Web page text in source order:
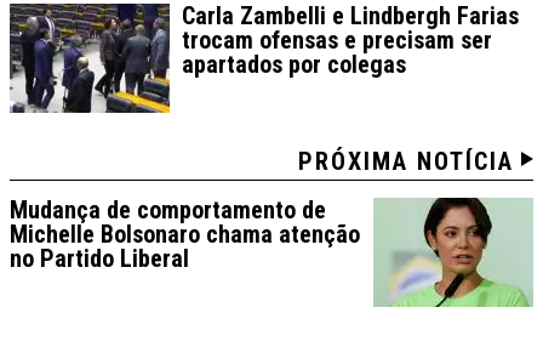
Carla Zambelli e Lindbergh Farias
trocam ofensas e precisam ser
apartados por colegas
PRÓXIMA NOTÍCIA
Mudança de comportamento de
Michelle Bolsonaro chama atenção
no Partido Liberal